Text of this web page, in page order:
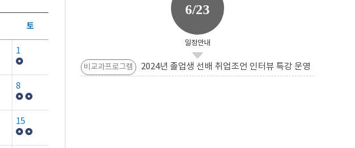
토
1
8
15
6/23
일정안내
비교과프로그램 2024년 졸업생 선배 취업조언 인터뷰 특강 운영